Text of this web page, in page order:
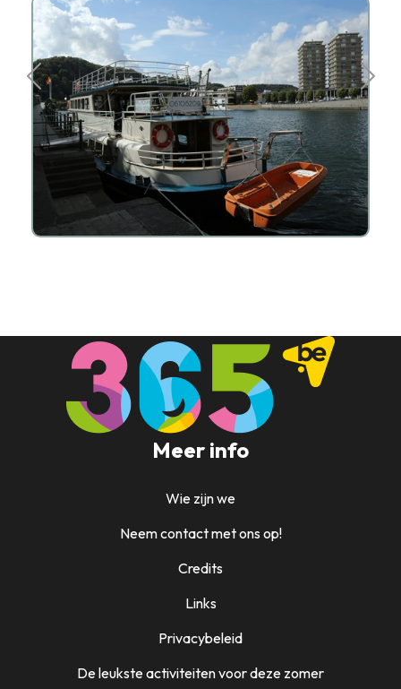
Meer info
Wie zijn we
Neem contact met ons op!
Credits
Links
Privacybeleid
De leukste activiteiten voor deze zomer